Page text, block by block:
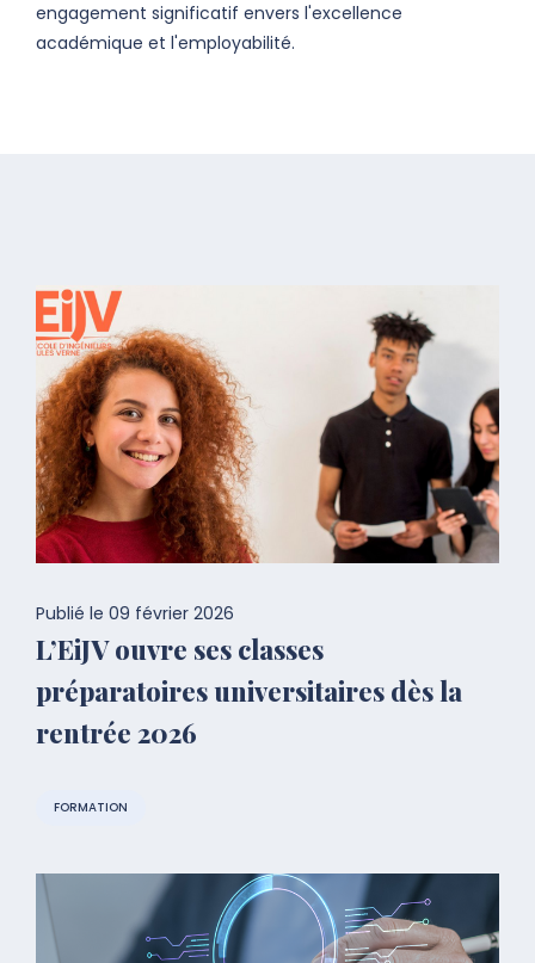
engagement significatif envers l'excellence
académique et l'employabilité.
Publié le 09 février 2026
L’EiJV ouvre ses classes
préparatoires universitaires dès la
rentrée 2026
FORMATION